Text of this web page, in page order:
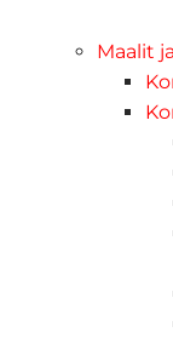
Maalit